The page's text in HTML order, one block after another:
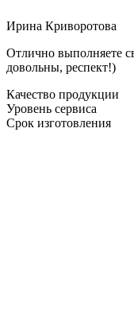
Ирина Криворотова
Отлично выполняете
довольны, респект!)
Качество продукции
Уровень сервиса
Срок изготовления